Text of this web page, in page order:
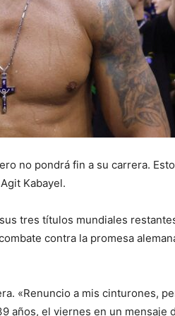
no pondrá fin a su carrera.
Kabayel.
tres títulos mundiales
contra la promesa
«Renuncio a mis cinturones,
años, el viernes en un mensaje